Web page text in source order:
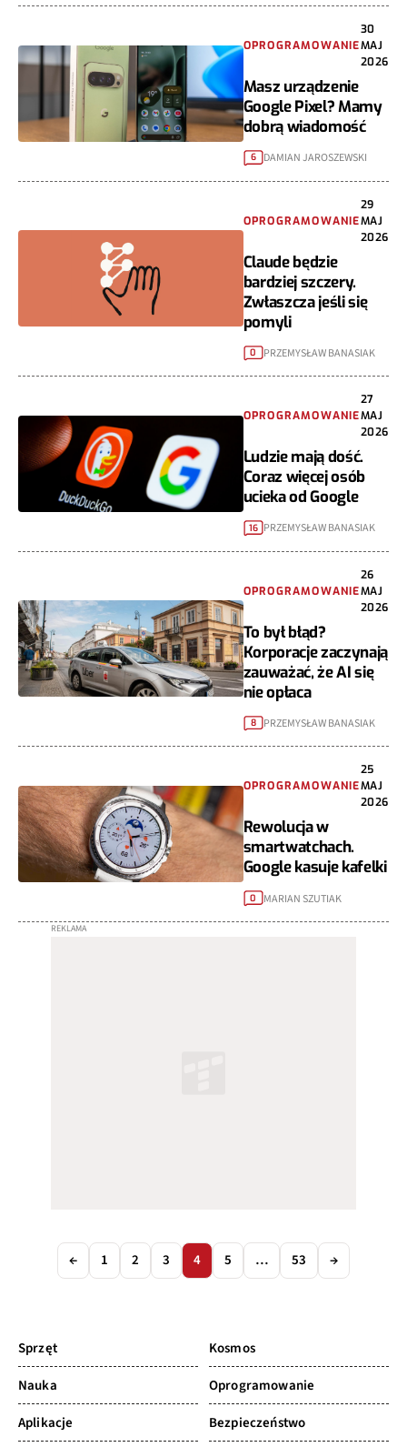
OPROGRAMOWANIE
30
MAJ
2026
Masz urządzenie
Google Pixel? Mamy
dobrą wiadomość
6 DAMIAN JAROSZEWSKI
OPROGRAMOWANIE
29
MAJ
2026
Claude będzie
bardziej szczery.
Zwłaszcza jeśli się
pomyli
0 PRZEMYSŁAW BANASIAK
OPROGRAMOWANIE
27
MAJ
2026
Ludzie mają dość.
Coraz więcej osób
ucieka od Google
16 PRZEMYSŁAW BANASIAK
OPROGRAMOWANIE
26
MAJ
2026
To był błąd?
Korporacje zaczynają
zauważać, że AI się
nie opłaca
8 PRZEMYSŁAW BANASIAK
OPROGRAMOWANIE
25
MAJ
2026
Rewolucja w
smartwatchach.
Google kasuje kafelki
0 MARIAN SZUTIAK
← 1 2 3 4 5 … 53 →
Sprzęt
Kosmos
Nauka
Oprogramowanie
Aplikacje
Bezpieczeństwo